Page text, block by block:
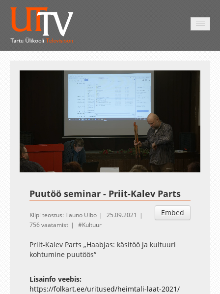
Unmute Loaded:
3.07%
Esituskiirused
Auto
Puutöö seminar - Priit-Kalev Parts
Embed
Klipi teostus: Tauno Uibo
25.09.2021
756 vaatamist
Kultuur
Priit-Kalev Parts „Haabjas: käsitöö ja kultuuri
kohtumine puutöös“
Lisainfo veebis:
https://folkart.ee/uritused/heimtali-laat-2021/